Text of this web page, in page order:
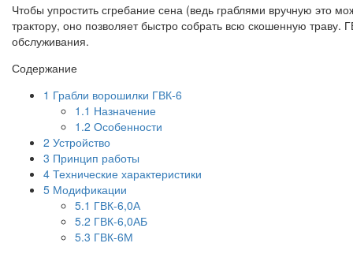
Чтобы упростить сгребание сена (ведь граблями вручную это
трактору, оно позволяет быстро собрать всю скошенную
обслуживания.
Содержание
1 Грабли ворошилки ГВК-6
1.1 Назначение
1.2 Особенности
2 Устройство
3 Принцип работы
4 Технические характеристики
5 Модификации
5.1 ГВК-6,0А
5.2 ГВК-6,0АБ
5.3 ГВК-6М